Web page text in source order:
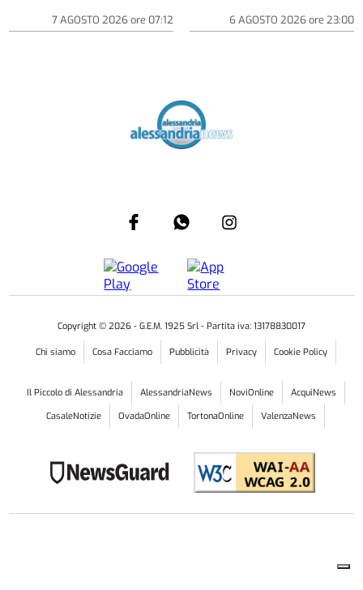
7 AGOSTO 2026ore 07:12 6 AGOSTO 2026ore 23:00
Copyright © 2026 - G.E.M. 1925 Srl - Partita iva: 13178830017
Chi siamo Cosa Facciamo Pubblicità Privacy Cookie Policy
Il Piccolo di Alessandria AlessandriaNews NoviOnline
AcquiNews
CasaleNotizie
OvadaOnline TortonaOnline ValenzaNews